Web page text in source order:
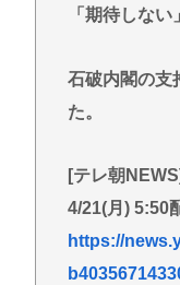
「期待しな
石破内閣の支
た。
[テレ朝
4/21(月) 5:50
https://